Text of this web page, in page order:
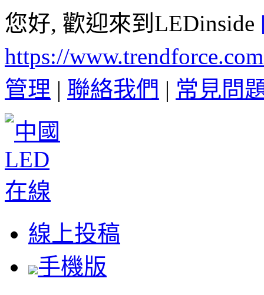
您好, 歡迎來到LEDinside
https://
管理 | 聯絡我們 | 常見問
線上投稿
手機版